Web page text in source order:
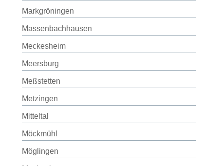
Markgröningen
Massenbachhausen
Meckesheim
Meersburg
Meßstetten
Metzingen
Mitteltal
Möckmühl
Möglingen